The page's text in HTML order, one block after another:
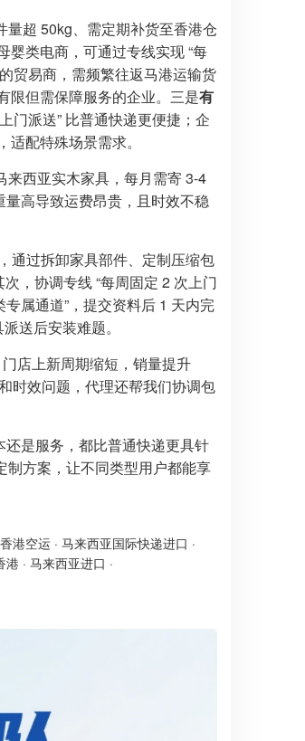
量超 50kg、需定期补货至香港仓
婴类电商，可通过专线实现 “每
贸易商，需频繁往返马港运输货
限但需保障服务的企业。三是有
门派送” 比普通快递更便捷；企
配特殊场景需求。
西亚实木家具，每月需寄 3-4
高导致运费昂贵，且时效不稳
通过拆卸家具部件、定制压缩包
，协调专线 “每周固定 2 次上门
属通道”，提交资料后 1 天内完
送后安装难题。
店上新周期缩短，销量提升
时效问题，代理还帮我们协调包
还是服务，都比普通快递更具针
方案，让不同类型用户都能享
港空运 · 马来西亚国际快递进口 ·
港 · 马来西亚进口 ·